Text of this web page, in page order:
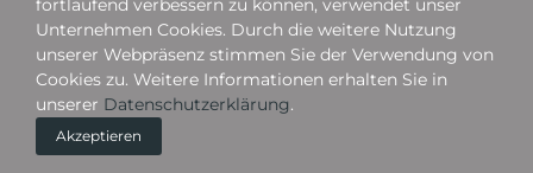
beauftragen, erfolgt dies auf Grundlage unserer
berechtigten Interessen an einem effizienten und sicheren
Versandsystem.
Hinweise zu Rechtsgrundlagen:
Newsletter erfolgt auf Grundlage einer Einwilligung der
Empfänger oder, falls eine Einwilligung nicht erforderlich
fortlaufend verbessern zu können, verwendet unser
Unternehmen Cookies. Durch die weitere Nutzung
unserer Webpräsenz stimmen Sie der Verwendung von
Cookies zu. Weitere Informationen erhalten Sie in
unserer Datenschutzerklärung.
Akzeptieren